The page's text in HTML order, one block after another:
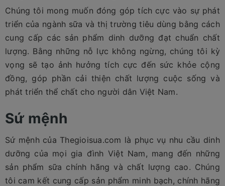
Chúng tôi mong muốn đóng góp tích cực vào sự phát
triển của ngành sữa và thị trường tiêu dùng bằng cách
cung cấp các sản phẩm dinh dưỡng đạt chuẩn chất
lượng. Bằng những nỗ lực không ngừng, chúng tôi kỳ
vọng sẽ tạo ảnh hưởng tích cực đến sức khỏe cộng
đồng, góp phần cải thiện chất lượng cuộc sống và
phát triển thể chất cho người dân Việt Nam.
Sứ mệnh
​​Sứ mệnh của Thegioisua.com là phục vụ nhu cầu dinh
dưỡng của mọi gia đình Việt Nam, mang đến những
sản phẩm sữa chính hãng và chất lượng cao. Chúng
tôi cam kết cung cấp sản phẩm minh bạch, chính hãng